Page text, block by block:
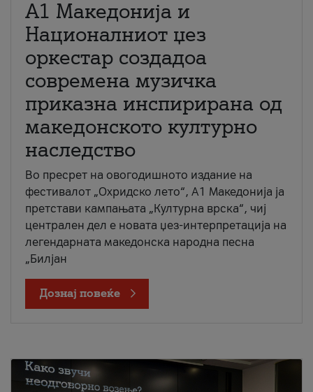
А1 Македонија и
Националниот џез
оркестар создадоа
современа музичка
приказна инспирирана од
македонското културно
наследство
Во пресрет на овогодишното издание на
фестивалот „Охридско лето“, А1 Македонија ја
претстави кампањата „Културна врска“, чиј
централен дел е новата џез-интерпретација на
легендарната македонска народна песна
„Билјан
Дознај повеќе